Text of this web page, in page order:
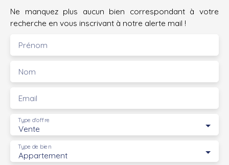
Ne manquez plus aucun bien correspondant à votre
recherche en vous inscrivant à notre alerte mail !
Prénom
Nom
Email
Vente
Type d'offre
Appartement
Type de bien